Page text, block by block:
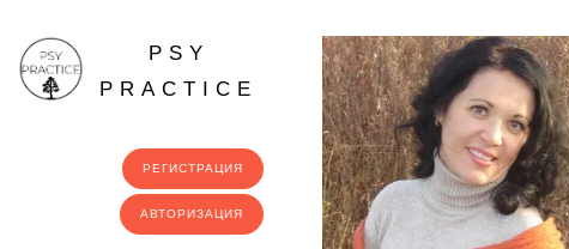
PSY
PRACTICE
РЕГИСТРАЦИЯ
АВТОРИЗАЦИЯ